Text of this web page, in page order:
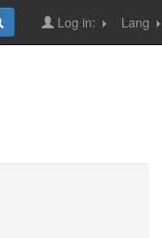
Lang
Log in: